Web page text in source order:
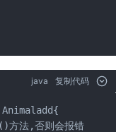
java 复制代码
方法,否则会报错